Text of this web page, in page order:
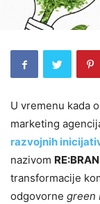
U vremenu kada
marketing
razvojnih
nazivom
transformacije
odgovorne green